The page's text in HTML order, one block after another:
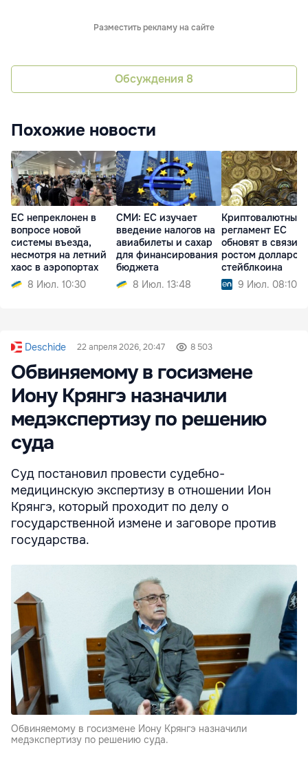
Разместить рекламу на сайте
Обсуждения 8
Похожие новости
ЕС непреклонен в
вопросе новой
системы въезда,
несмотря на летний
хаос в аэропортах
8 Июл. 10:30
СМИ: ЕС изучает
введение налогов на
авиабилеты и сахар
для финансирования
бюджета
8 Июл. 13:48
Криптовалютный
регламент ЕС
обновят в связи с
ростом
стейблкоина
9 Июл. 08:10
Deschide 22 апреля 2026, 20:47 8 503
Обвиняемому в госизмене
Иону Крянгэ назначили
медэкспертизу по решению
суда
Суд постановил провести судебно-
медицинскую экспертизу в отношении Ион
Крянгэ, который проходит по делу о
государственной измене и заговоре против
государства.
Обвиняемому в госизмене Иону Крянгэ назначили
медэкспертизу по решению суда.